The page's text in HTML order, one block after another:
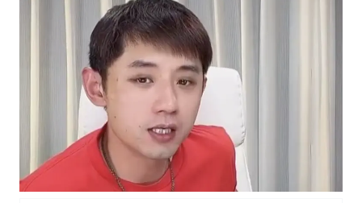
全民健身事业高质量发展
乐享全民健身 共筑健康中国